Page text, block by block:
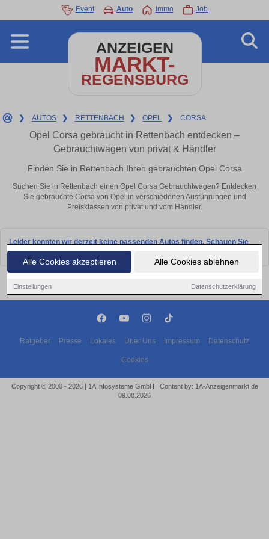
Alle Cookies akzeptieren Alle Cookies ablehnen
Einstellungen Datenschutzerklärung
Event Auto Immo Job
ANZEIGEN
MARKT-
REGENSBURG
❯ AUTOS ❯ RETTENBACH ❯ OPEL ❯ CORSA
Opel Corsa gebraucht in Rettenbach entdecken –
Gebrauchtwagen von privat & Händler
Finden Sie in Rettenbach Ihren gebrauchten Opel Corsa
Suchen Sie in Rettenbach einen Opel Corsa Gebrauchtwagen? Entdecken
Sie gebrauchte Corsa von Opel in verschiedenen Ausführungen und
Preisklassen von privat und vom Händler.
Leider konnten wir derzeit keine passenden Autos finden. Schauen Sie
bald wieder vorbei!
Ratgeber Presse Lokales Über Uns Impressum Datenschutz
Cookies
Copyright © 2000 - 2026 | 1A Infosysteme GmbH | Content by: 1A-Anzeigenmarkt.de
09.08.2026